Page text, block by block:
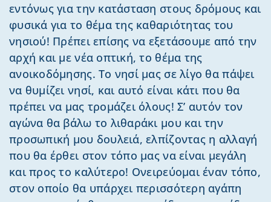
εντόνως για την κατάσταση στους δρόμους και
φυσικά για το θέμα της καθαριότητας του
νησιού! Πρέπει επίσης να εξετάσουμε από την
αρχή και με νέα οπτική, το θέμα της
ανοικοδόμησης. Το νησί μας σε λίγο θα πάψει
να θυμίζει νησί, και αυτό είναι κάτι που θα
πρέπει να μας τρομάζει όλους! Σ’ αυτόν τον
αγώνα θα βάλω το λιθαράκι μου και την
προσωπική μου δουλειά, ελπίζοντας η αλλαγή
που θα έρθει στον τόπο μας να είναι μεγάλη
και προς το καλύτερο! Ονειρεύομαι έναν τόπο,
στον οποίο θα υπάρχει περισσότερη αγάπη